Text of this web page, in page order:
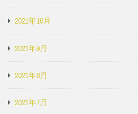
2021年10月
2021年9月
2021年8月
2021年7月